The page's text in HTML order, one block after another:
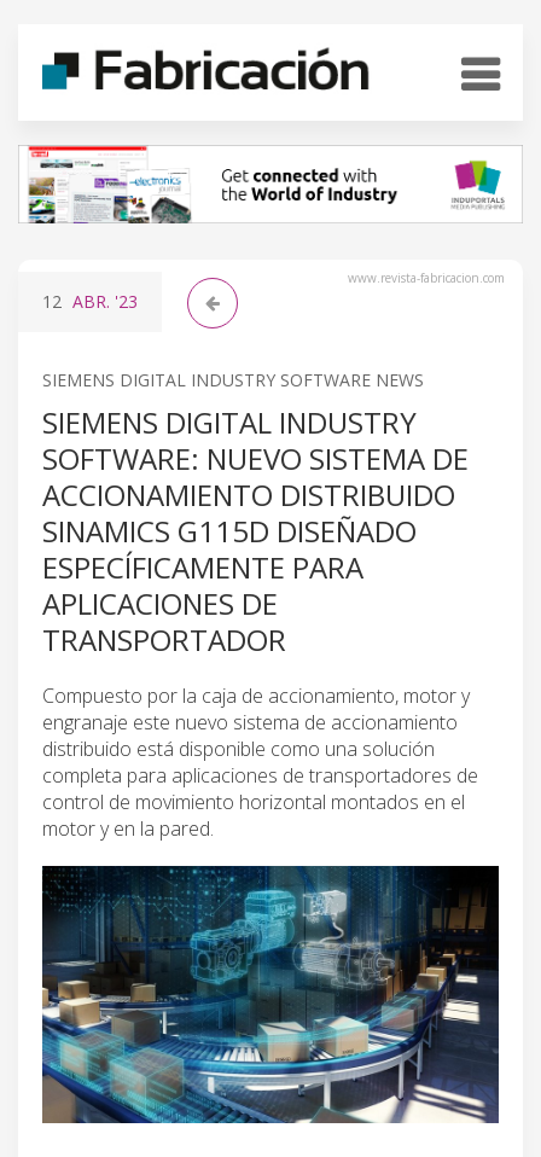
www.revista-fabricacion.com
12 ABR. '23
SIEMENS DIGITAL INDUSTRY SOFTWARE NEWS
SIEMENS DIGITAL INDUSTRY
SOFTWARE: NUEVO SISTEMA DE
ACCIONAMIENTO DISTRIBUIDO
SINAMICS G115D DISEÑADO
ESPECÍFICAMENTE PARA
APLICACIONES DE
TRANSPORTADOR
Compuesto por la caja de accionamiento, motor y
engranaje este nuevo sistema de accionamiento
distribuido está disponible como una solución
completa para aplicaciones de transportadores de
control de movimiento horizontal montados en el
motor y en la pared.